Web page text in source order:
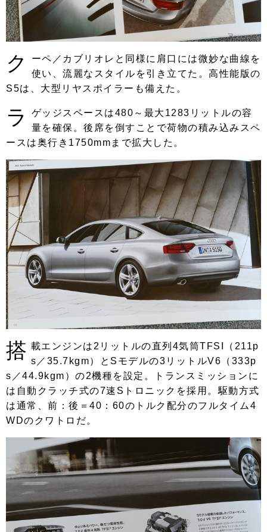
ク
ーペ／カブリオレと同様に肩口には微妙な曲線を
使い、流麗なスタイルを引き立てた。高性能版の
S5は、大型リヤスポイラーも備えた。
ラ
ゲッジスペースは480～最大1283リットルの容
量を確保。後席を倒すことで荷物の積み込みスペ
ースは奥行き1750mmまで拡大した。
搭 載エンジンは2リットルの直列4気筒TFSI（211p
s／35.7kgm）とSモデルの3リットルV6（333p
s／44.9kgm）の2機種を設定。トランスミッションに
は自動クラッチ式の7速Sトロニックを採用。駆動方式
は通常、前：後＝40：60のトルク配分のフルタイム4
WDのクワトロだ。